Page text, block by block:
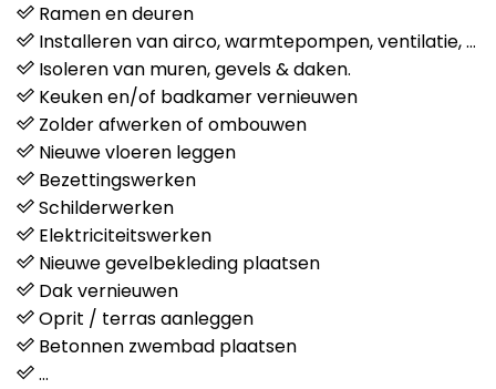
Ramen en deuren
Installeren van airco, warmtepompen, ventilatie, …
Isoleren van muren, gevels & daken.
Keuken en/of badkamer vernieuwen
Zolder afwerken of ombouwen
Nieuwe vloeren leggen
Bezettingswerken
Schilderwerken
Elektriciteitswerken
Nieuwe gevelbekleding plaatsen
Dak vernieuwen
Oprit / terras aanleggen
Betonnen zwembad plaatsen
…